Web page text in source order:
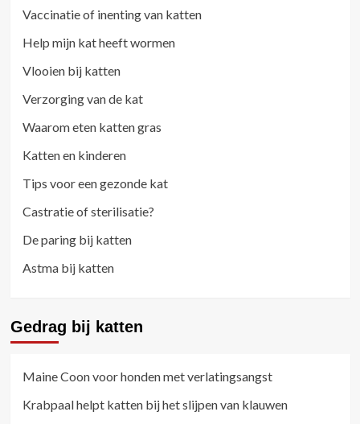
Vaccinatie of inenting van katten
Help mijn kat heeft wormen
Vlooien bij katten
Verzorging van de kat
Waarom eten katten gras
Katten en kinderen
Tips voor een gezonde kat
Castratie of sterilisatie?
De paring bij katten
Astma bij katten
Gedrag bij katten
Maine Coon voor honden met verlatingsangst
Krabpaal helpt katten bij het slijpen van klauwen